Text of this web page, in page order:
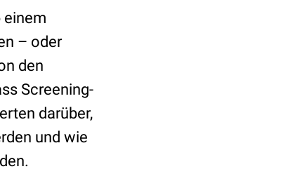
einem
– oder
den
Screening-
darüber,
und wie